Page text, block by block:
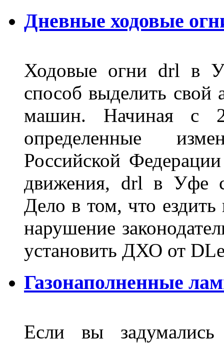
Дневные ходовые
Ходовые огни drl в
способ выделить свой
машин. Начиная с
определенные
Российской
движения, drl в Уфе
Дело в том, что
нарушение
установить ДХО от
Газонаполненные
Если вы задумались